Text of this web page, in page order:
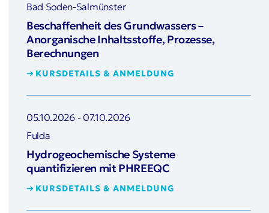
Bad Soden-Salmünster
Beschaffenheit des Grundwassers –
Anorganische Inhaltsstoffe, Prozesse,
Berechnungen
KURSDETAILS & ANMELDUNG
05.10.2026 - 07.10.2026
Fulda
Hydrogeochemische Systeme
quantifizieren mit PHREEQC
KURSDETAILS & ANMELDUNG